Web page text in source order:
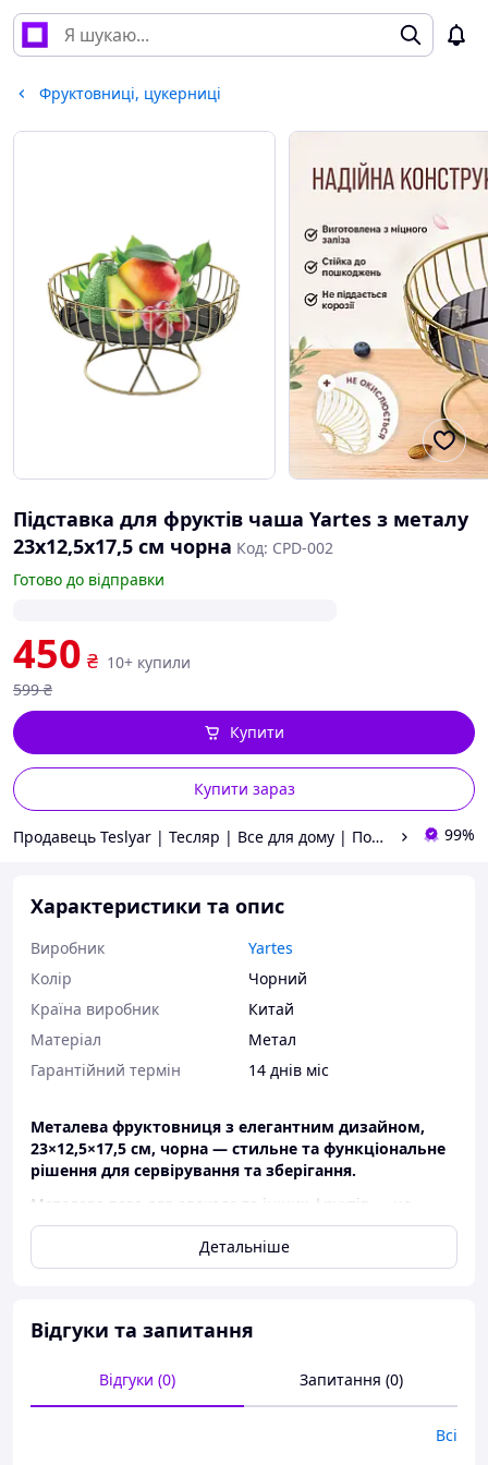
Фруктовниці, цукерниці
Підставка для фруктів чаша Yartes з металу
23x12,5x17,5 см чорна Код: CPD-002
Готово до відправки
450 ₴ 10+ купили
599 ₴
Купити зараз
Купити
Продавець Teslyar | Тесляр | Все для дому | Подарунки | Гурт 99%
Характеристики та опис
Виробник
Yartes
Колір
Чорний
Країна виробник
Китай
Матеріал
Метал
Гарантійний термін
14 днів міс
Металева фруктовниця з елегантним дизайном,
23×12,5×17,5 см, чорна — стильне та функціональне
рішення для сервірування та зберігання.
Металева ваза для авокадо та інших фруктів — це
ідеальне поєднання естетики та практичності. Завдяки
витонченому дизайну та класичному чорному кольору
вона гармонійно доповнить інтер’єр сучасної кухні,
невеликому столі чи полиці, не захаращуючи простір.
Надійна конструкція:Виріб виготовлений з
Детальніше
Відгуки та запитання
Відгуки (0) Запитання (0)
Всі